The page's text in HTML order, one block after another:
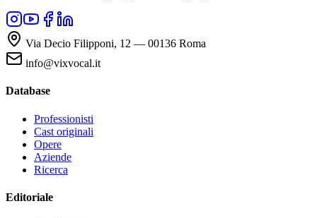
Via Decio Filipponi, 12 — 00136 Roma
info@vixvocal.it
Database
Professionisti
Cast originali
Opere
Aziende
Ricerca
Editoriale